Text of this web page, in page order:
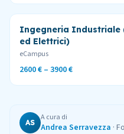
Ingegneria Industriale
ed Elettrici)
eCampus
2600 € – 3900 €
AS
A cura di
Andrea Serravezza ·